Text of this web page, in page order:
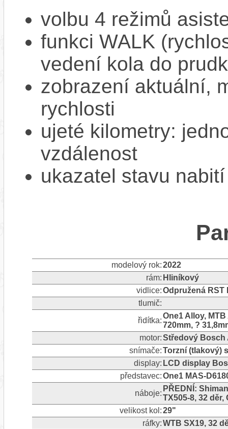
volbu 4 režimů
funkci WALK
vedení kola do
zobrazení aktuální,
rychlosti
ujeté kilometry:
vzdálenost
ukazatel stavu
modelový rok:2022
rám: Hliníkový
vidlice:Odpružená RST
tlumič:
řidítka:
One1 Alloy,
720mm, ?
motor:Středový Bosch
snímače:Torzní (tlakový)
display: LCD display
představec:One1 MAS-
náboje:
PŘEDNÍ:
TX505-8, 32 děr,
velikost kol:29"
ráfky:WTB SX19, 32